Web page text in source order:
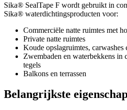
Sika® SealTape F wordt gebruikt in
Sika® waterdichtingsproducten voor:
Commerciële natte ruimtes met
Private natte ruimtes
Koude opslagruimtes, carwashes
Zwembaden en waterbekkens in
tegels
Balkons en terrassen
Belangrijkste